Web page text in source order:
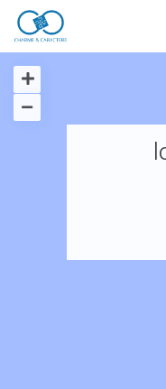
Accueil
Nos adresses